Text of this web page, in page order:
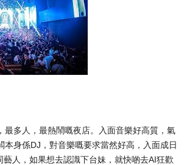
最多人，最熱鬧嘅夜店。入面音樂好高質，氣
本身係DJ，對音樂嘅要求當然好高，入面成日
人，如果想去認識下台妹，就快啲去AI狂歡